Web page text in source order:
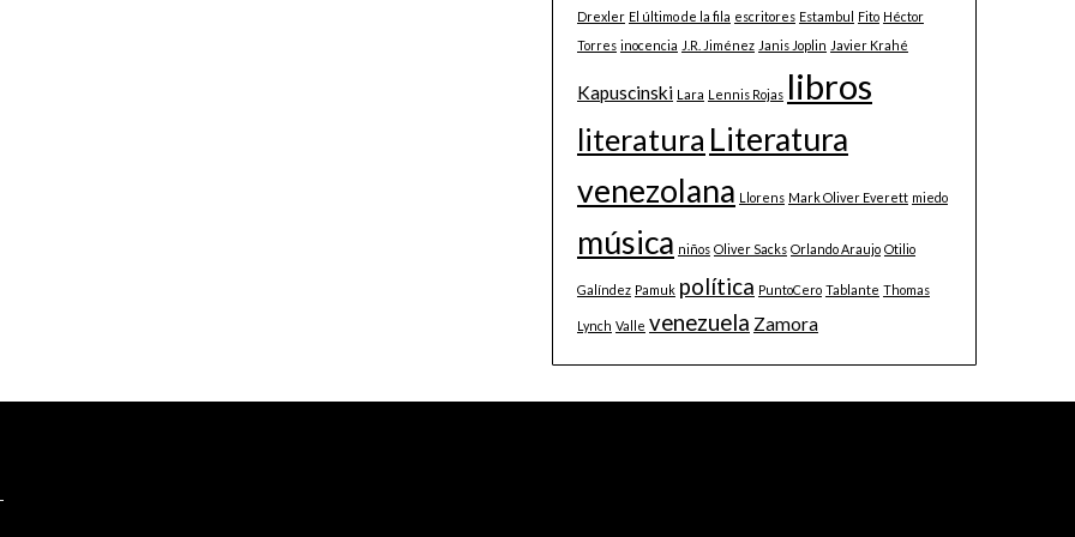
Drexler El último de la fila escritores Estambul Fito Héctor
Torres inocencia J.R. Jiménez Janis Joplin Javier Krahé
Kapuscinski Lara Lennis Rojas libros
literatura Literatura
venezolana Llorens Mark Oliver Everett miedo
música niños Oliver Sacks Orlando Araujo Otilio
Galíndez Pamuk política PuntoCero Tablante Thomas
Lynch Valle venezuela Zamora